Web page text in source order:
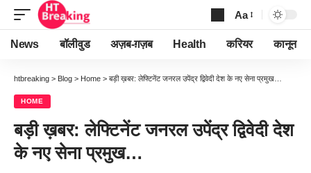
Font
Resizer
Aa
News बॉलीवुड अज़ब-ग़ज़ब Health करियर कानून
htbreaking > Blog > Home > बड़ी ख़बर: लेफ्टिनेंट जनरल उपेंद्र द्विवेदी देश के नए सेना प्रमुख…
HOME
बड़ी ख़बर: लेफ्टिनेंट जनरल उपेंद्र द्विवेदी देश
के नए सेना प्रमुख…